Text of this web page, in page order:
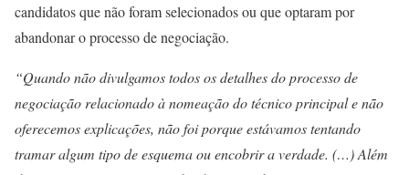
candidatos que não foram selecionados ou que optaram por
abandonar o processo de negociação.
“Quando não divulgamos todos os detalhes do processo de
negociação relacionado à nomeação do técnico principal e não
oferecemos explicações, não foi porque estávamos tentando
tramar algum tipo de esquema ou encobrir a verdade. (…) Além